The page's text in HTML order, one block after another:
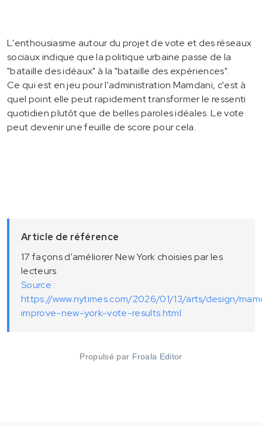
L'enthousiasme autour du projet de vote et des réseaux
sociaux indique que la politique urbaine passe de la
"bataille des idéaux" à la "bataille des expériences".
Ce qui est en jeu pour l'administration Mamdani, c'est à
quel point elle peut rapidement transformer le ressenti
quotidien plutôt que de belles paroles idéales. Le vote
peut devenir une feuille de score pour cela.
Article de référence
17 façons d'améliorer New York choisies par les
lecteurs
Source :
https://www.nytimes.com/2026/01/13/arts/design/
improve-new-york-vote-results.html
Propulsé par Froala Editor